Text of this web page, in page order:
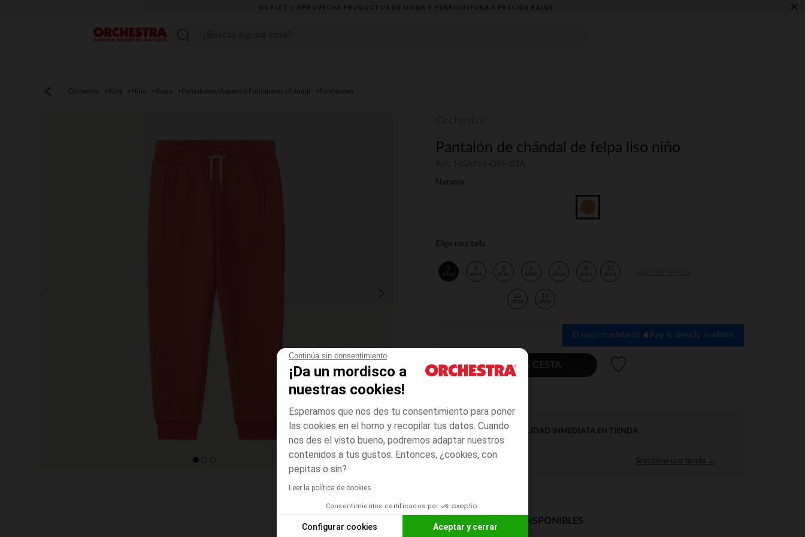
Continúa sin consentimiento
¡Da un mordisco a
nuestras cookies!
Esperamos que nos des tu consentimiento para poner
las cookies en el horno y recopilar tus datos. Cuando
nos des el visto bueno, podremos adaptar nuestros
contenidos a tus gustos. Entonces, ¿cookies, con
pepitas o sin?
Leer la política de cookies
Consentimientos certificados por
Configurar cookies Aceptar y cerrar
OUTLET // APROVECHA PRODUCTOS DE MODA Y PUERICULTURA A PRECIOS BAJOS ×
Menú
Orchestra Kids Niño Ropa Pantalones,Vaqueros,Pantalones chándal Pantalones
Pantalón de chándal de felpa liso niño
Naranja
Elige una talla
3
años
4
años
5
años
6
años
7
años
8
años
10
años
12
años
14
años
El pago medidante is already available
AÑADIR A LA CESTA
DISPONIBILIDAD INMEDIATA EN TIENDA
Seleccione una tienda →
MODOS DE ENVÍO DISPONIBLES